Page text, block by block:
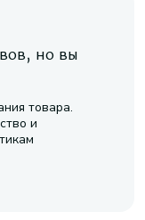
но вы
товара.
и